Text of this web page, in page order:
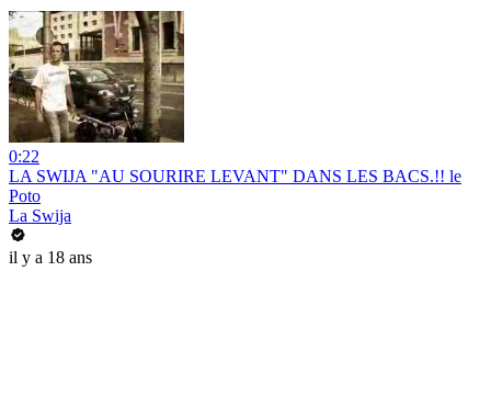
0:22
LA SWIJA "AU SOURIRE LEVANT" DANS LES BACS.!! le
Poto
La Swija
il y a 18 ans